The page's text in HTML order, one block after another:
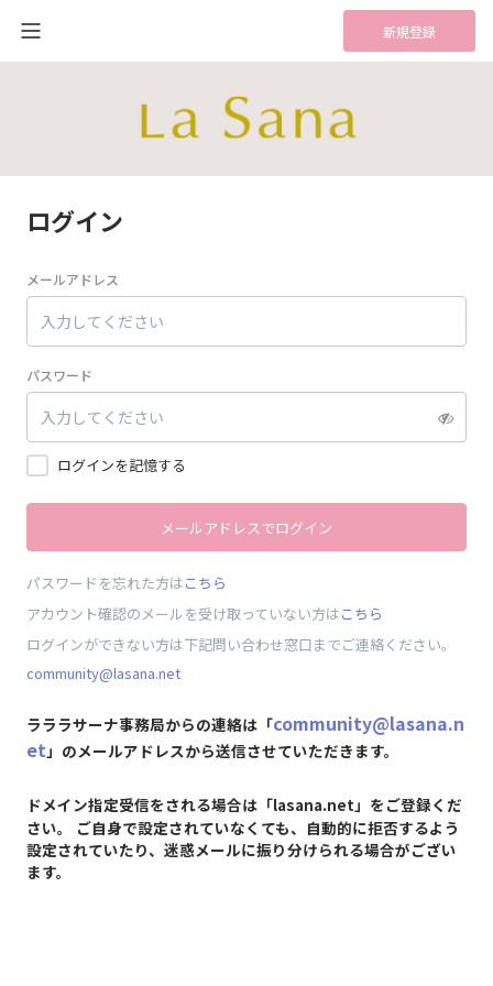
新規登録
ログイン
メールアドレス
パスワード
ログインを記憶する
メールアドレスでログイン
パスワードを忘れた方はこちら
アカウント確認のメールを受け取っていない方はこちら
ログインができない方は下記問い合わせ窓口までご連絡ください。
community@lasana.net
ラララサーナ事務局からの連絡は「community@lasana.n
et」のメールアドレスから送信させていただきます。
ドメイン指定受信をされる場合は「lasana.net」をご登録くだ
さい。 ご自身で設定されていなくても、自動的に拒否するよう
設定されていたり、迷惑メールに振り分けられる場合がござい
ます。